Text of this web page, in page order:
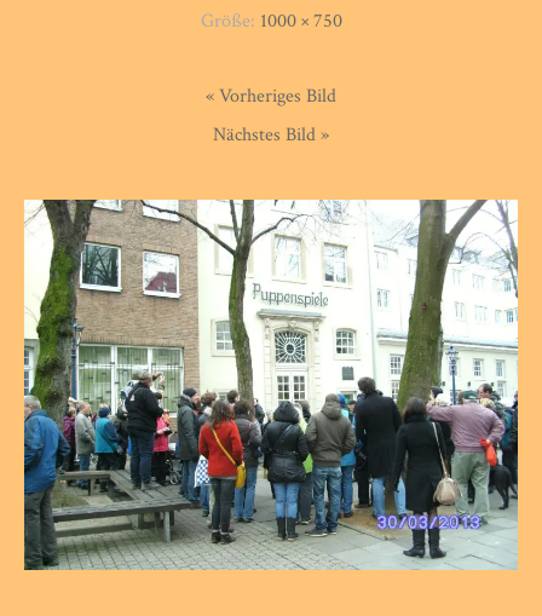
Größe: 1000 × 750
« Vorheriges Bild
Nächstes Bild »